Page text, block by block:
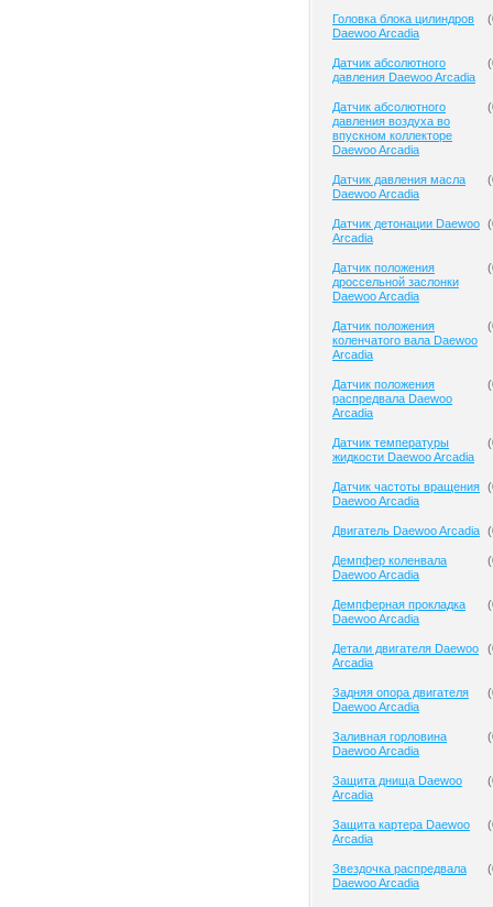
Головка блока цилиндров
Daewoo Arcadia
(
Датчик абсолютного
давления Daewoo Arcadia
(
Датчик абсолютного
давления воздуха во
впускном коллекторе
Daewoo Arcadia
(
Датчик давления масла
Daewoo Arcadia
(
Датчик детонации Daewoo
Arcadia
(
Датчик положения
дроссельной заслонки
Daewoo Arcadia
(
Датчик положения
коленчатого вала Daewoo
Arcadia
(
Датчик положения
распредвала Daewoo
Arcadia
(
Датчик температуры
жидкости Daewoo Arcadia
(
Датчик частоты вращения
Daewoo Arcadia
(
Двигатель Daewoo Arcadia (
Демпфер коленвала
Daewoo Arcadia
(
Демпферная прокладка
Daewoo Arcadia
(
Детали двигателя Daewoo
Arcadia
(
Задняя опора двигателя
Daewoo Arcadia
(
Заливная горловина
Daewoo Arcadia
(
Защита днища Daewoo
Arcadia
(
Защита картера Daewoo
Arcadia
(
Звездочка распредвала
Daewoo Arcadia
(